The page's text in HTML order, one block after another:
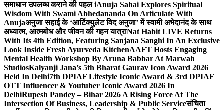
समाधान उपलब्ध कराने की पहल iAnuja Sahai Explores Spiritual
Wisdom With Swami Abhedananda On Articulate With
Anujaअनुजा सहाई के ‘आर्टिक्युलेट विद अनुजा’ में स्वामी अभेदानंद के साथ
अध्यात्म, आत्मबोध और जीवन की गहन यात्राNat Habit LIVE Returns
With Its 4th Edition, Featuring Sanjana Sanghi In An Exclusive
Look Inside Fresh Ayurveda KitchenAAFT Hosts Engaging
Mental Health Workshop By Aruna Babbar At Marwah
StudiosKalyanji Jana’s 5th Bharat Gaurav Icon Award 2026
Held In Delhi7th DPIAF Lifestyle Iconic Award & 3rd DPIAF
OTT Influencer & Youtuber Iconic Award 2026 In
DelhiRupesh Pandey – Bihar 2026 A Rising Force At The
Intersection Of Business, Leadership & Public Serviceसंचिता